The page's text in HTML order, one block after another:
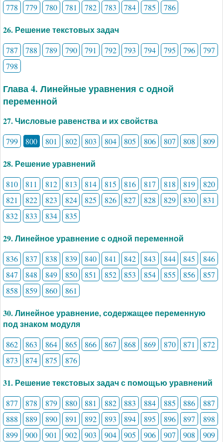
778
779 780 781 782 783 784 785 786
26. Решение текстовых задач
787 788 789 790 791 792 793 794 795 796
797
798
Глава 4. Линейные уравнения с одной
переменной
27. Числовые равенства и их свойства
799 800 801 802 803 804 805 806 807 808 809
28. Решение уравнений
810 811 812 813 814 815 816 817 818 819
820
821
822 823 824 825 826 827 828 829 830
831
832
833 834 835
29. Линейное уравнение с одной переменной
836 837 838 839 840 841 842 843 844 845
846
847
848 849 850 851 852 853 854 855 856
857
858
859 860 861
30. Линейное уравнение, содержащее переменную
под знаком модуля
862 863 864 865 866 867 868 869 870 871
872
873
874 875 876
31. Решение текстовых задач с помощью уравнений
877 878 879 880 881 882 883 884 885 886
887
888
889 890 891 892 893 894 895 896 897
898
899
900 901 902 903 904 905 906 907 908
909